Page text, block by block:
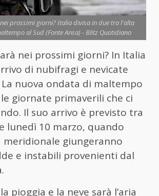
prossimi giorni? Italia divisa in due tra l'alta
al Sud (Fonte Ansa) - Blitz Quotidiano
nei prossimi giorni? In Italia
di nubifragi e nevicate
nuova ondata di maltempo
le giornate primaverili che ci
Il suo arrivo è previsto tra
lunedì 10 marzo, quando
meridionale giungeranno
e instabili provenienti dal
pioggia e la neve sarà l’aria